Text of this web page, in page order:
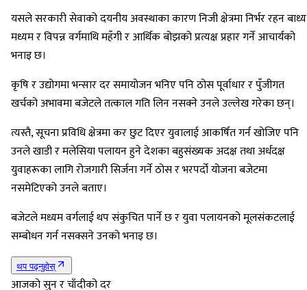
यसले सरकारी सेवाको दयनीय अवस्थाका कारण निजी क्षेत्रमा निर्भर रहन बाध्य
मध्यम र विपन्न वर्गमाथि महँगी र आर्थिक बोझको प्रत्यक्ष प्रहार गर्ने आचार्यको
भनाइ छ।
कृषि र उद्योगमा भन्सार दर समायोजन भनिए पनि ठोस पूर्वाधार र पुँजीगत
खर्चको अभावमा बजेटले तत्काल गति लिन नसक्ने उनले उल्लेख गरेका छन्।
त्यस्तै, सूचना प्रविधि क्षेत्रमा कर छुट दिएर युवालाई आकर्षित गर्न खोजिए पनि
उनले खाडी र मलेसिया पलायन हुने देशका बहुसंख्यक अदक्ष तथा अर्धदक्ष
युवाहरूका लागि रोजगारी सिर्जना गर्ने ठोस र भरपर्दो योजना बजेटमा
नसमेटिएको उनले बताए।
बजेटले मध्यम वर्गलाई थप संकुचित पार्ने छ र युवा पलायनको मूलसंकटलाई
सम्बोधन गर्न नसक्सने उनको भनाइ छ।
थप पढ्नुहोस्
आजको सुन र चाँदीको दर